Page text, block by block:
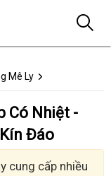
Mê Ly
Có Nhiệt -
Đáo
cung cấp nhiều